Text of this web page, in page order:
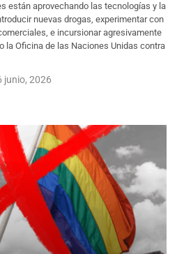
están aprovechando las tecnologías y la
nuevas drogas, experimentar con
e incursionar agresivamente
la Oficina de las Naciones Unidas contra
junio, 2026